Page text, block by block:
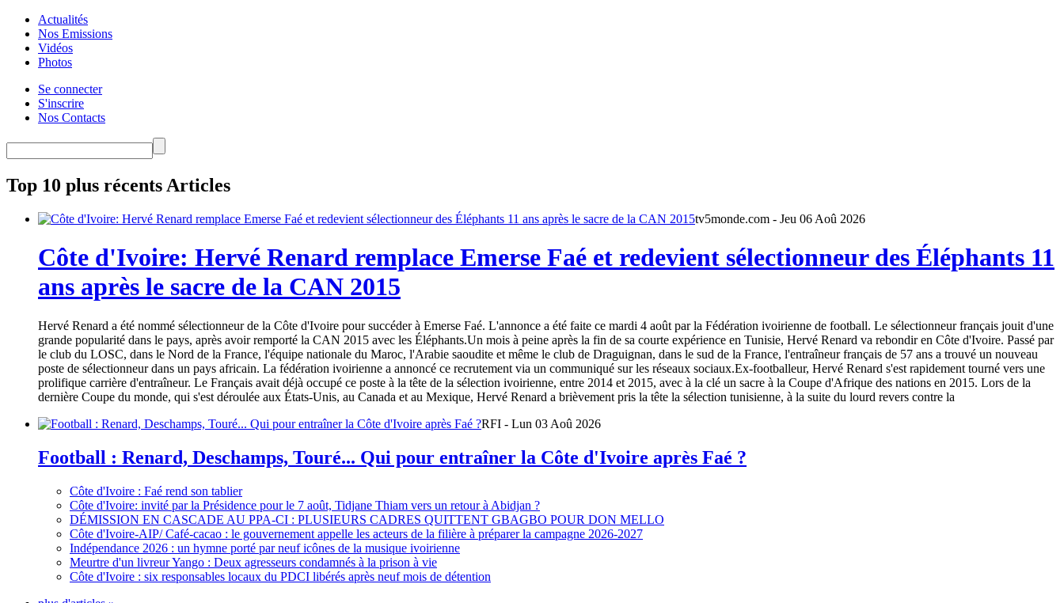
Actualités
Nos Emissions
Vidéos
Photos
Se connecter
S'inscrire
Nos Contacts
Top 10 plus récents Articles
tv5monde.com - Jeu 06 Aoû 2026
Côte d'Ivoire: Hervé Renard remplace Emerse Faé et redevient sélectionneur des Éléphants 11
ans après le sacre de la CAN 2015
Hervé Renard a été nommé sélectionneur de la Côte d'Ivoire pour succéder à Emerse Faé. L'annonce a été faite ce mardi 4 août par la Fédération ivoirienne de football. Le sélectionneur français jouit d'une
grande popularité dans le pays, après avoir remporté la CAN 2015 avec les Éléphants.Un mois à peine après la fin de sa courte expérience en Tunisie, Hervé Renard va rebondir en Côte d'Ivoire. Passé par
le club du LOSC, dans le Nord de la France, l'équipe nationale du Maroc, l'Arabie saoudite et même le club de Draguignan, dans le sud de la France, l'entraîneur français de 57 ans a trouvé un nouveau
poste de sélectionneur dans un pays africain. La fédération ivoirienne a annoncé ce recrutement via un communiqué sur les réseaux sociaux.Ex-footballeur, Hervé Renard s'est rapidement tourné vers une
prolifique carrière d'entraîneur. Le Français avait déjà occupé ce poste à la tête de la sélection ivoirienne, entre 2014 et 2015, avec à la clé un sacre à la Coupe d'Afrique des nations en 2015. Lors de la
dernière Coupe du monde, qui s'est déroulée aux États-Unis, au Canada et au Mexique, Hervé Renard a brièvement pris la tête la sélection tunisienne, à la suite du lourd revers contre la
RFI - Lun 03 Aoû 2026
Football : Renard, Deschamps, Touré... Qui pour entraîner la Côte d'Ivoire après Faé ?
Côte d'Ivoire : Faé rend son tablier
Côte d'Ivoire: invité par la Présidence pour le 7 août, Tidjane Thiam vers un retour à Abidjan ?
DÉMISSION EN CASCADE AU PPA-CI : PLUSIEURS CADRES QUITTENT GBAGBO POUR DON MELLO
Côte d'Ivoire-AIP/ Café-cacao : le gouvernement appelle les acteurs de la filière à préparer la campagne 2026-2027
Indépendance 2026 : un hymne porté par neuf icônes de la musique ivoirienne
Meurtre d'un livreur Yango : Deux agresseurs condamnés à la prison à vie
Côte d'Ivoire : six responsables locaux du PDCI libérés après neuf mois de détention